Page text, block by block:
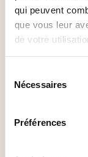
qui peuvent
que vous leur
de votre
Nécessaires
Préférences
etc. – et
questions.
Peut